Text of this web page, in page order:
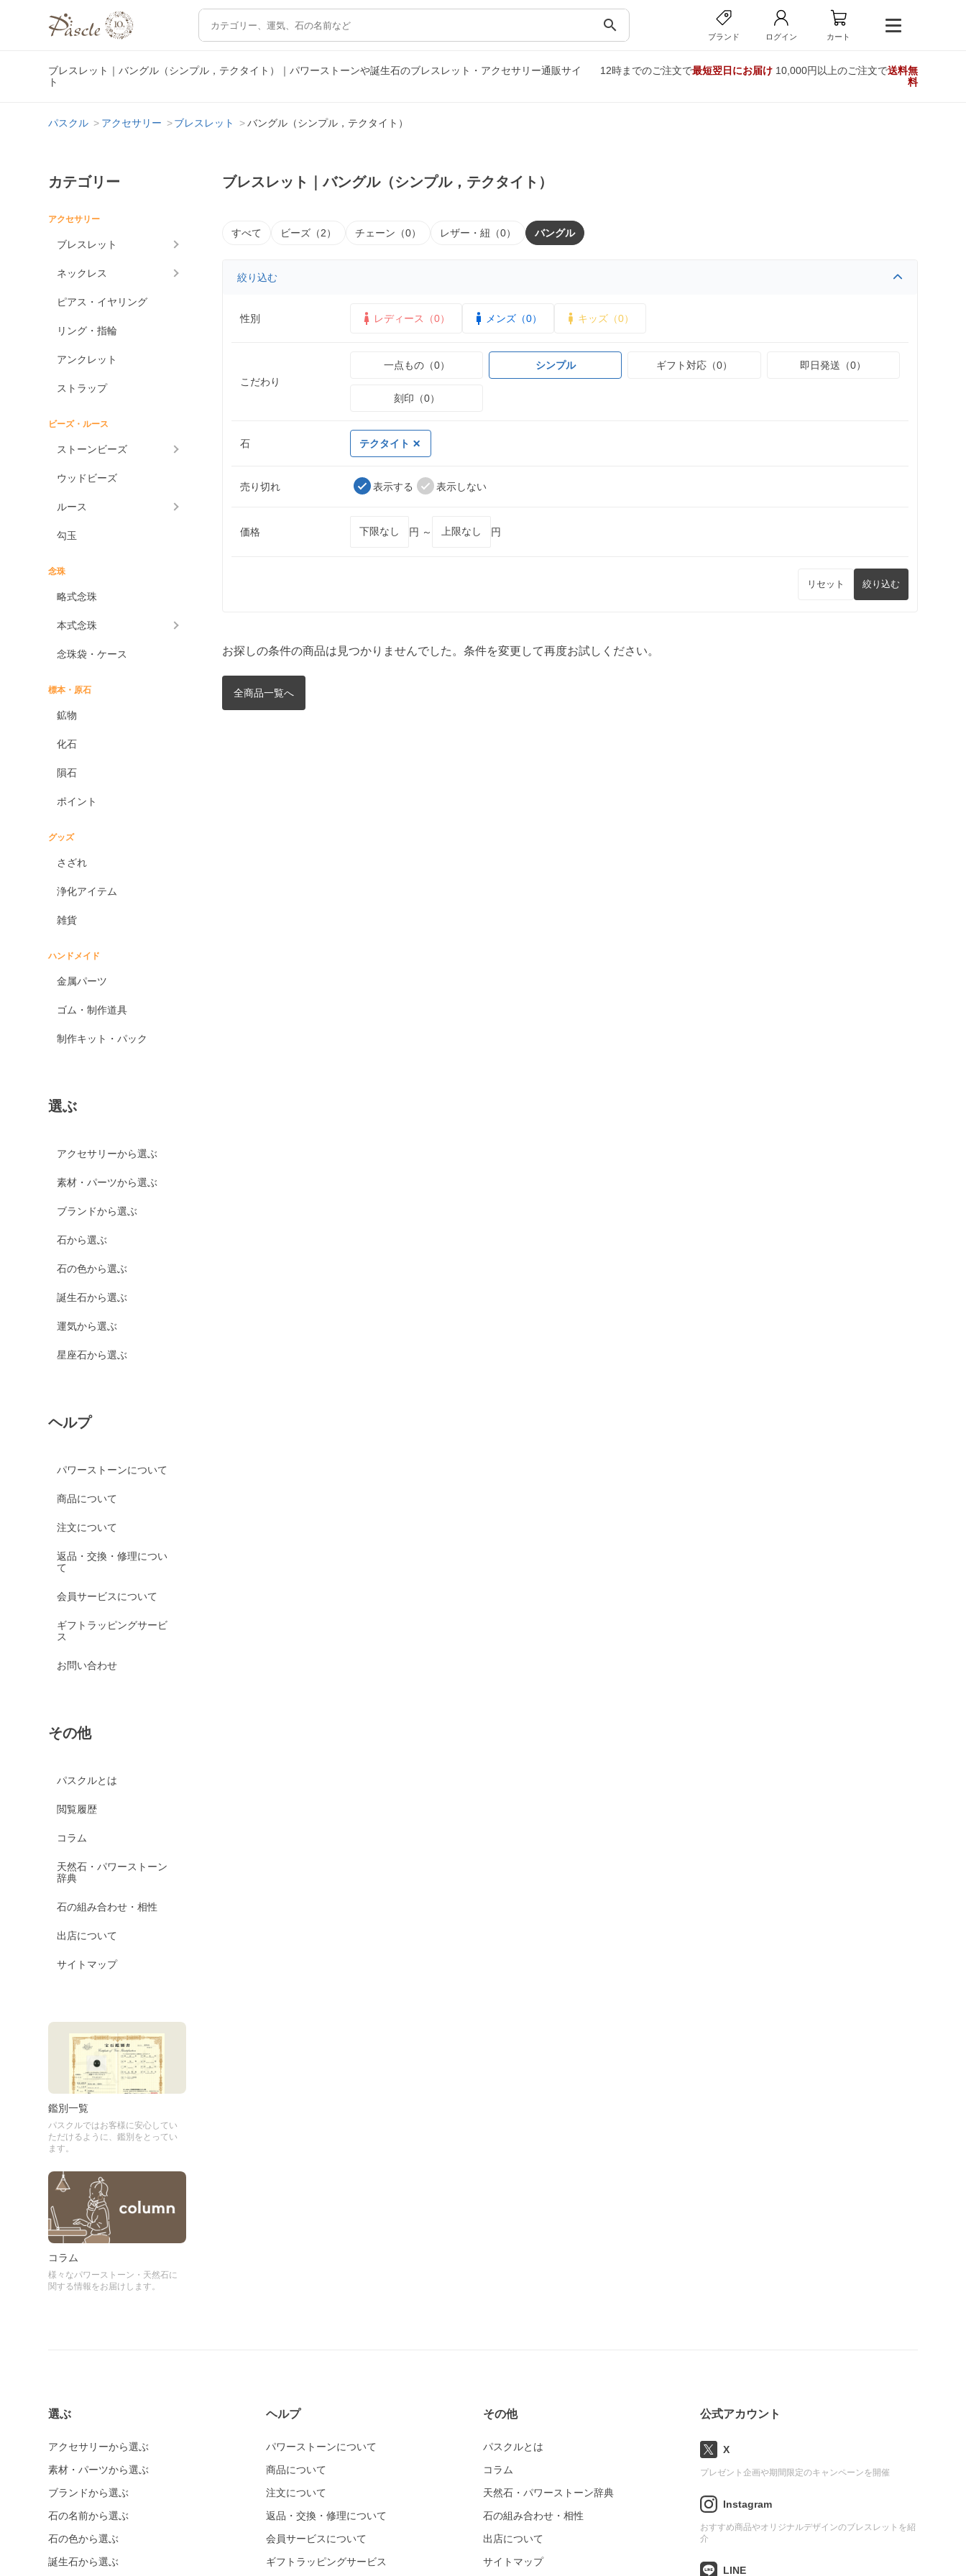
search
ブランド ログイン カート
ブレスレット｜バングル（シンプル，テクタイト）｜パワーストーンや誕生石のブレスレット・アクセサリー通販サイ
ト
12時までのご注文で最短翌日にお届け10,000円以上のご注文で送料無
料
パスクル アクセサリー ブレスレット バングル（シンプル，テクタイト）
カテゴリー
アクセサリー
ブレスレット
ネックレス
ピアス・イヤリング
リング・指輪
アンクレット
ストラップ
ビーズ・ルース
ストーンビーズ
ウッドビーズ
ルース
勾玉
念珠
略式念珠
本式念珠
念珠袋・ケース
標本・原石
鉱物
化石
隕石
ポイント
グッズ
さざれ
浄化アイテム
雑貨
ハンドメイド
金属パーツ
ゴム・制作道具
制作キット・パック
選ぶ
アクセサリーから選ぶ
素材・パーツから選ぶ
ブランドから選ぶ
石から選ぶ
石の色から選ぶ
誕生石から選ぶ
運気から選ぶ
星座石から選ぶ
ヘルプ
パワーストーンについて
商品について
注文について
返品・交換・修理につい
て
会員サービスについて
ギフトラッピングサービ
ス
お問い合わせ
その他
パスクルとは
閲覧履歴
コラム
天然石・パワーストーン
辞典
石の組み合わせ・相性
出店について
サイトマップ
鑑別一覧
パスクルではお客様に安心してい
ただけるように、鑑別をとってい
ます。
コラム
様々なパワーストーン・天然石に
関する情報をお届けします。
ブレスレット｜バングル（シンプル，テクタイト）
すべて ビーズ（2） チェーン（0） レザー・紐（0） バングル
絞り込む
性別 レディース（0） メンズ（0） キッズ（0）
こだわり
一点もの（0） シンプル ギフト対応（0） 即日発送（0）
刻印（0）
石 テクタイト
売り切れ 表示する 表示しない
価格 円 ～ 円
リセット 絞り込む
お探しの条件の商品は見つかりませんでした。条件を変更して再度お試しください。
全商品一覧へ
選ぶ
アクセサリーから選ぶ
素材・パーツから選ぶ
ブランドから選ぶ
石の名前から選ぶ
石の色から選ぶ
誕生石から選ぶ
ヘルプ
パワーストーンについて
商品について
注文について
返品・交換・修理について
会員サービスについて
ギフトラッピングサービス
その他
パスクルとは
コラム
天然石・パワーストーン辞典
石の組み合わせ・相性
出店について
サイトマップ
公式アカウント
X
プレゼント企画や期間限定のキャンペーンを開催
Instagram
おすすめ商品やオリジナルデザインのブレスレットを紹
介
LINE